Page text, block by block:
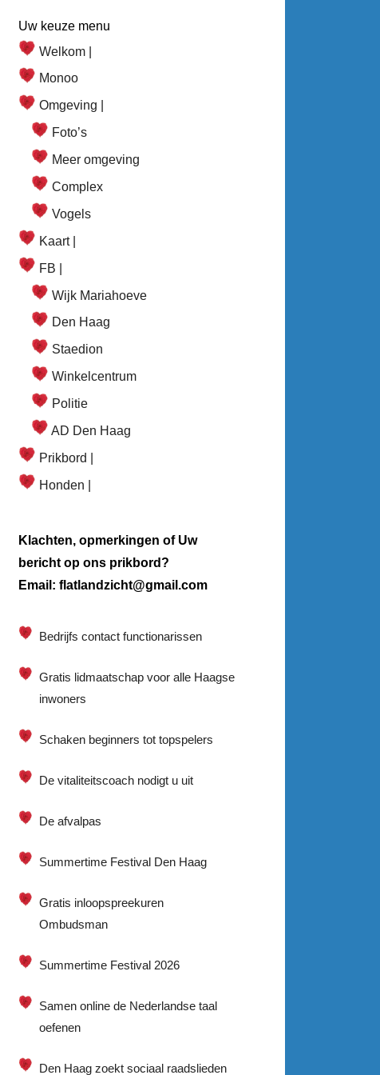
Uw keuze menu
Welkom |
Monoo
Omgeving |
Foto’s
Meer omgeving
Complex
Vogels
Kaart |
FB |
Wijk Mariahoeve
Den Haag
Staedion
Winkelcentrum
Politie
AD Den Haag
Prikbord |
Honden |
Klachten, opmerkingen of Uw
bericht op ons prikbord?
Email: flatlandzicht@gmail.com
Bedrijfs contact functionarissen
Gratis lidmaatschap voor alle Haagse
inwoners
Schaken beginners tot topspelers
De vitaliteitscoach nodigt u uit
De afvalpas
Summertime Festival Den Haag
Gratis inloopspreekuren
Ombudsman
Summertime Festival 2026
Samen online de Nederlandse taal
oefenen
Den Haag zoekt sociaal raadslieden